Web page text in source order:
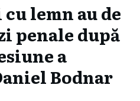
lemn au de
penale după
a
Bodnar